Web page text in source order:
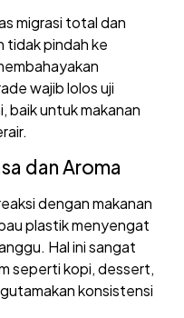
migrasi total dan
tidak pindah ke
wajib lolos uji
baik untuk makanan
dan Aroma
dengan makanan
plastik menyengat
Hal ini sangat
seperti kopi, dessert,
konsistensi